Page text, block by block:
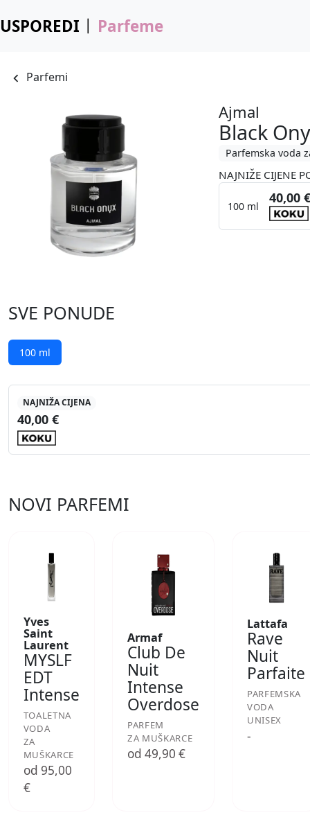
USPOREDI Parfeme
Parfemi
Ajmal
Black
Parfemska voda
NAJNIŽE CIJENE
100 ml
40,00
SVE PONUDE
100 ml
NAJNIŽA CIJENA
40,00 €
NOVI PARFEMI
Yves
Saint
Laurent
MYSLF
EDT
Intense
TOALETNA
VODA
ZA
MUŠKARCE
od 95,00
€
Armaf
Club De
Nuit
Intense
Overdose
PARFEM
ZA MUŠKARCE
od 49,90 €
Lattafa
Rave
Nuit
Parfaite
PARFEMSKA
VODA
UNISEX
-